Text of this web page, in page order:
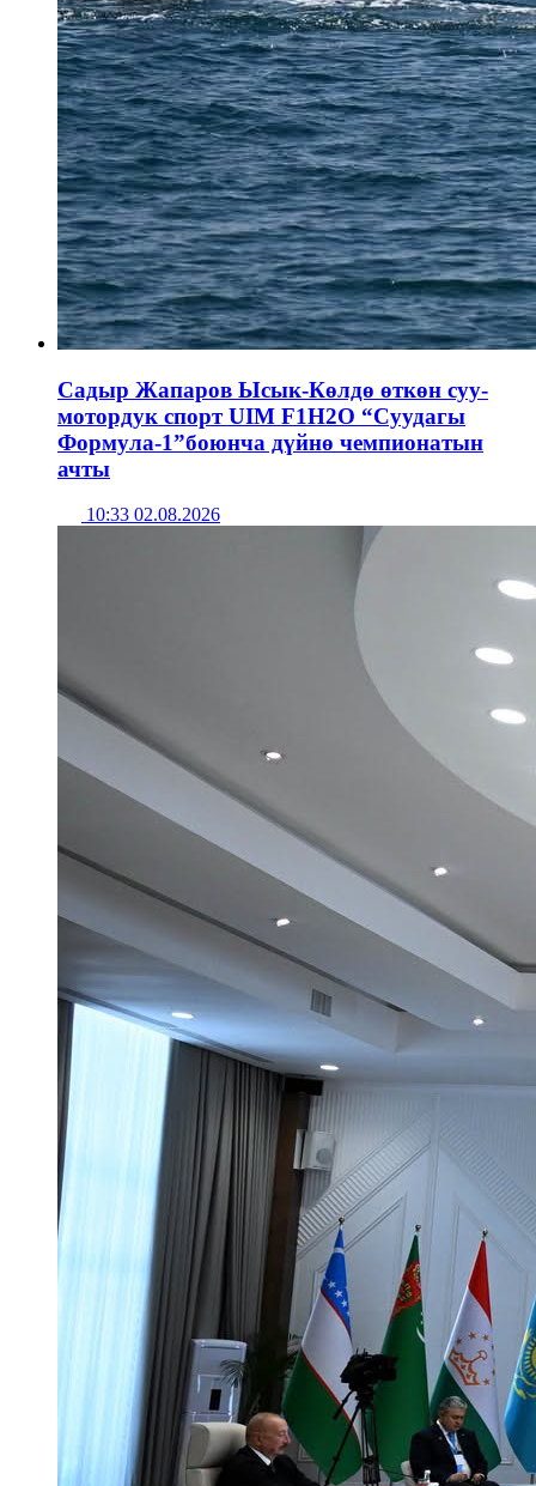
Садыр Жапаров Ысык-Көлдө өткөн суу-
мотордук спорт UIM F1H2O “Суудагы
Формула-1”боюнча дүйнө чемпионатын
ачты
10:33 02.08.2026